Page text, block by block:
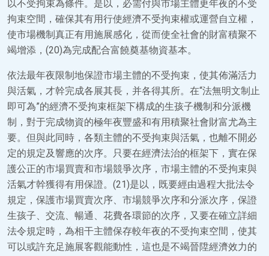
以不受拘束為條件。是以，必需付與市場主體更年夜的不受
拘束空間，確保其有用行使經濟不受拘束權或運營自立權，
使市場機制真正有用施展感化，從而使全社會的財富積聚不
竭增添，(20)為完成配合富饒奠基物資基本。
依法最年夜限制地保證市場主體的不受拘束，使其佈滿活力
與活氣，才幹完成各展其長，并各得其所。在“法無明文制止
即可為”的經濟不受拘束框架下構成的生孩子機制和分派機
制，對于完成物資的極年夜豐盛和有用積聚社會財富尤為主
要。但與此同時，各類主體的不受拘束與活氣，也離不開必
定的規定及響應的次序。只要在經濟法治的框架下，實在保
護公正的市場買賣和市場競爭次序，市場主體的不受拘束與
活氣才幹獲得有用保證。(21)是以，既要經由過程大批法令
規定，保護市場買賣次序、市場競爭次序和分派次序，保證
生孩子、交流、暢通、花費各環節的次序，又要在確立詳細
法令規定時，為相干主體保存較年夜的不受拘束空間，使其
可以或許充足施展客觀能動性，這也是不竭晉陞經濟效力的